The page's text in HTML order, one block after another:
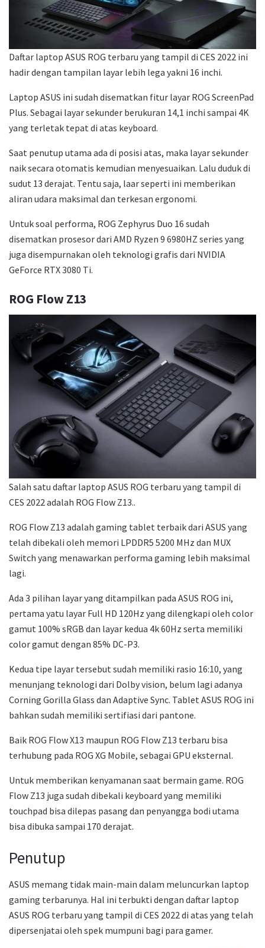
Daftar laptop ASUS ROG terbaru yang tampil di CES 2022 ini
hadir dengan tampilan layar lebih lega yakni 16 inchi.
Laptop ASUS ini sudah disematkan fitur layar ROG ScreenPad
Plus. Sebagai layar sekunder berukuran 14,1 inchi sampai 4K
yang terletak tepat di atas keyboard.
Saat penutup utama ada di posisi atas, maka layar sekunder
naik secara otomatis kemudian menyesuaikan. Lalu duduk di
sudut 13 derajat. Tentu saja, laar seperti ini memberikan
aliran udara maksimal dan terkesan ergonomi.
Untuk soal performa, ROG Zephyrus Duo 16 sudah
disematkan prosesor dari AMD Ryzen 9 6980HZ series yang
juga disempurnakan oleh teknologi grafis dari NVIDIA
GeForce RTX 3080 Ti.
ROG Flow Z13
Salah satu daftar laptop ASUS ROG terbaru yang tampil di
CES 2022 adalah ROG Flow Z13..
ROG Flow Z13 adalah gaming tablet terbaik dari ASUS yang
telah dibekali oleh memori LPDDR5 5200 MHz dan MUX
Switch yang menawarkan performa gaming lebih maksimal
lagi.
Ada 3 pilihan layar yang ditampilkan pada ASUS ROG ini,
pertama yatu layar Full HD 120Hz yang dilengkapi oleh color
gamut 100% sRGB dan layar kedua 4k 60Hz serta memiliki
color gamut dengan 85% DC-P3.
Kedua tipe layar tersebut sudah memiliki rasio 16:10, yang
menunjang teknologi dari Dolby vision, belum lagi adanya
Corning Gorilla Glass dan Adaptive Sync. Tablet ASUS ROG ini
bahkan sudah memiliki sertifiasi dari pantone.
Baik ROG Flow X13 maupun ROG Flow Z13 terbaru bisa
terhubung pada ROG XG Mobile, sebagai GPU eksternal.
Untuk memberikan kenyamanan saat bermain game. ROG
Flow Z13 juga sudah dibekali keyboard yang memiliki
touchpad bisa dilepas pasang dan penyangga bodi utama
bisa dibuka sampai 170 derajat.
Penutup
ASUS memang tidak main-main dalam meluncurkan laptop
gaming terbarunya. Hal ini terbukti dengan daftar laptop
ASUS ROG terbaru yang tampil di CES 2022 di atas yang telah
dipersenjatai oleh spek mumpuni bagi para gamer.